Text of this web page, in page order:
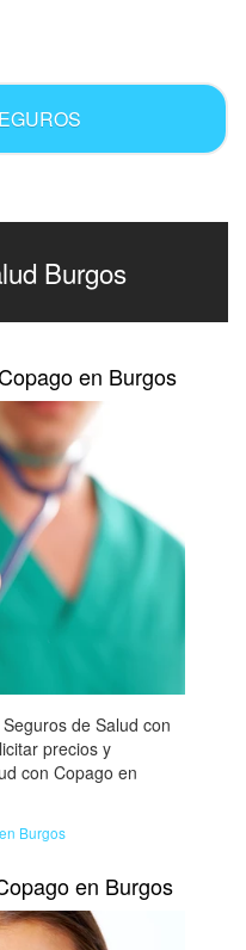
Burgos
en Burgos
de Salud con
precios y
con Copago en
Burgos
en Burgos